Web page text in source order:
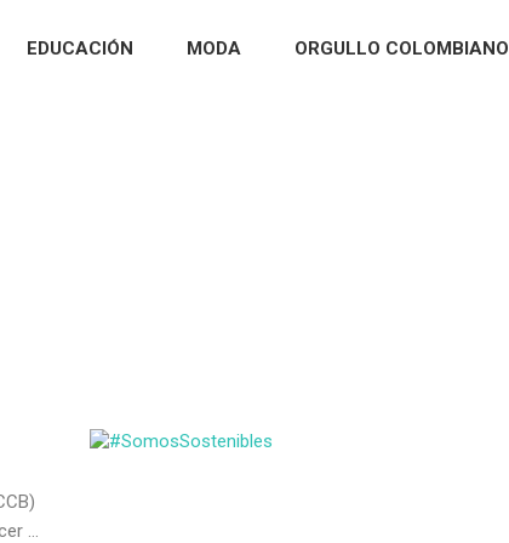
EDUCACIÓN MODA ORGULLO COLOMBIANO
...